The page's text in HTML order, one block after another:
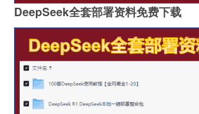
DeepSeek全套部署资料免费下载